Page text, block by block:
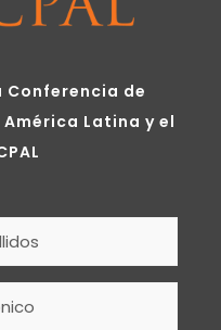
Conferencia de
Latina y el